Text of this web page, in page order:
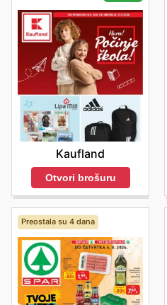
Kaufland
Otvori brošuru
Preostala su 4 dana